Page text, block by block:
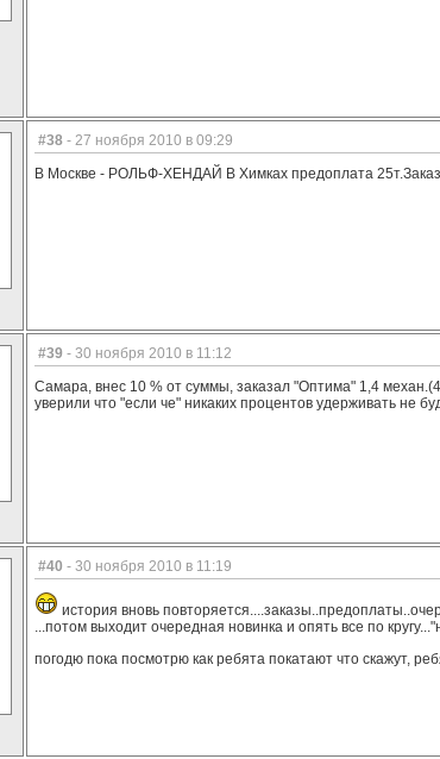
#38 - 27 ноября 2010 в 09:29
В Москве - РОЛЬФ-ХЕНДАЙ В Химках предоплата
#39 - 30 ноября 2010 в 11:12
Самара, внес 10 % от суммы, заказал "Оптима" 1,4
уверили что "если че" никаких процентов удерживать не
#40 - 30 ноября 2010 в 11:19
история вновь
...потом выходит очередная новинка и опять все по
погодю пока посмотрю как ребята покатают что скажут,